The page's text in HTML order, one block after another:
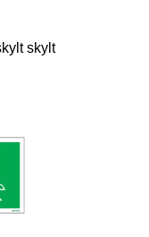
skylt